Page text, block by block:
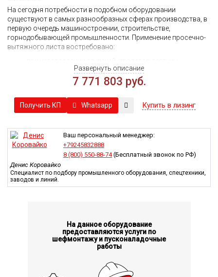
На сегодня потребности в подобном оборудовании
существуют в самых разнообразных сферах производства, в
первую очередь машиностроении, строительстве,
горнодобывающей промышленности. Применение просечно-
вытяжного листа востребовано:
площадок обслуживания различного
крупногабаритного оборудования;
в процессе выпуска металлоконструкций
разнообразного назначения, форт и сфер применения;
при создании ограждающих конструкций, сочетающих
высокую надежность, безопасность и эстетическую
при производстве решеток для вентиляционных и иных
технологических отверстий/окон в строениях,
оборудовании;
при выполнении шахтных работ, укладке временных
настилов для движения техники, обустройстве
дорожных ограждений со светорассеивающими
Развернуть описание
7 771 803 руб.
Получить КП Whatsapp Купить в лизинг
Ваш персональный менеджер:
+79245832888
8 (800) 550-88-74(Бесплатный звонок по РФ)
Денис Коровайко
Специалист по подбору промышленного оборудования, спецтехники,
заводов и линий.
На данное оборудование
предоставляются услуги по
шефмонтажу и пусконаладочные
работы